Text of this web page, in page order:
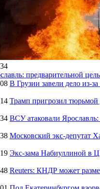
предварительной
В Грузии завели дело из-
Трамп пригрозил
ВСУ атаковали
Московский экс-депутат
Экс-зама Набиуллиной в
Reuters: КНДР может